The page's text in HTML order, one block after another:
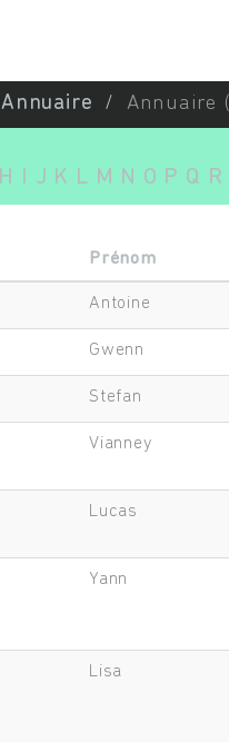
Annuaire Annuaire
H J K L M N O P Q R
Prénom
Antoine
Gwenn
Stefan
Vianney
Lucas
Yann
Lisa